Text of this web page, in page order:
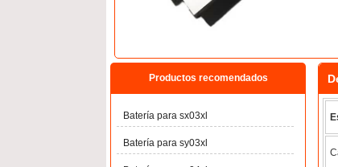
Productos recomendados
Batería para sx03xl
Batería para sy03xl